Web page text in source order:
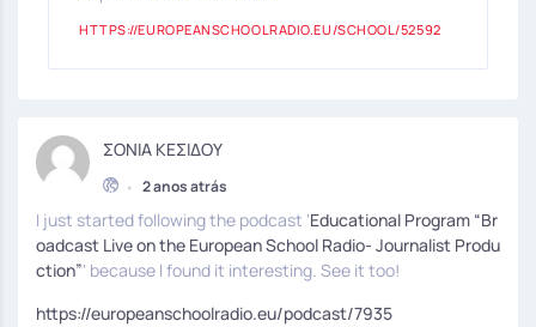
HTTPS://EUROPEANSCHOOLRADIO.EU/SCHOOL/52592
ΣΟΝΙΑ ΚΕΣΙΔΟΥ
• 2 anos atrás
I just started following the podcast ‘Educational Program “Br
oadcast Live on the European School Radio- Journalist Produ
ction”‘ because I found it interesting. See it too!
https://europeanschoolradio.eu/podcast/7935